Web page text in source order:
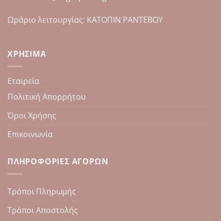
του
Ωράριο λειτουργίας: ΚΑΤΟΠΙΝ ΡΑΝΤΕΒΟΥ
ΧΡΉΣΙΜΑ
Εταιρεία
Πολιτική Απορρήτου
Όροι Χρήσης
Επικοινωνία
ΠΛΗΡΟΦΟΡΊΕΣ ΑΓΟΡΏΝ
Τρόποι Πληρωμής
Τρόποι Αποστολής